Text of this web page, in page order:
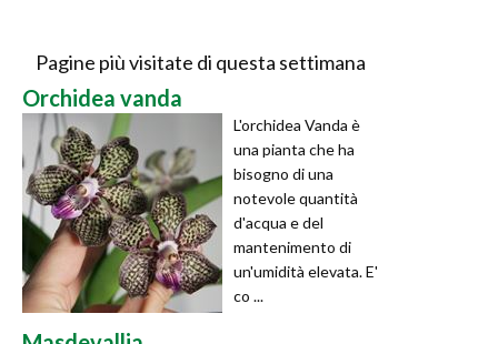
Pagine più visitate di questa settimana
Orchidea vanda
L'orchidea Vanda è
una pianta che ha
bisogno di una
notevole quantità
d'acqua e del
mantenimento di
un'umidità elevata. E'
co ...